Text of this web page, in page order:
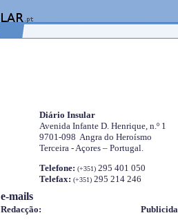
Diário Insular
Avenida Infante D. Henrique, n.º 1
9701-098 Angra do Heroísmo
Terceira - Açores – Portugal.
Telefone: (+351) 295 401 050
Telefax: (+351) 295 214 246
e-mails
Redacção: